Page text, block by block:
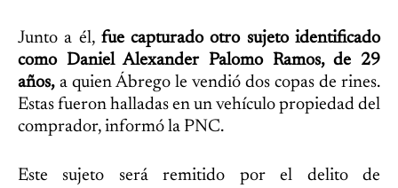
Junto a él, fue capturado otro sujeto identificado
como Daniel Alexander Palomo Ramos, de 29
años, a quien Ábrego le vendió dos copas de rines.
Estas fueron halladas en un vehículo propiedad del
comprador, informó la PNC.
Este sujeto será remitido por el delito de